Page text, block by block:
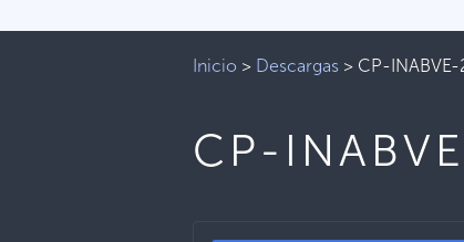
Inicio > Descargas > CP-
CP-